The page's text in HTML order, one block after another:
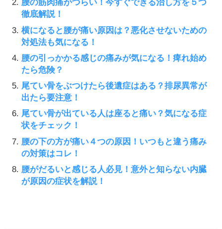
腰の筋肉痛がつらい！今すぐできる治し方を５つ
徹底解説！
横になると腰が痛い原因は？悪化させないための
対処法も気になる！
腰の引っかかる感じの痛みが気になる！痺れ始め
たら危険？
尾てい骨をぶつけたら後遺症はある？排尿異常が
出たら要注意！
尾てい骨が出ている人は座ると痛い？気になる症
状をチェック！
腰の下の方が痛い４つの原因！いつもと違う痛み
の対策はコレ！
腰がだるいと感じる人必見！意外と知らない内臓
が原因の症状を解説！